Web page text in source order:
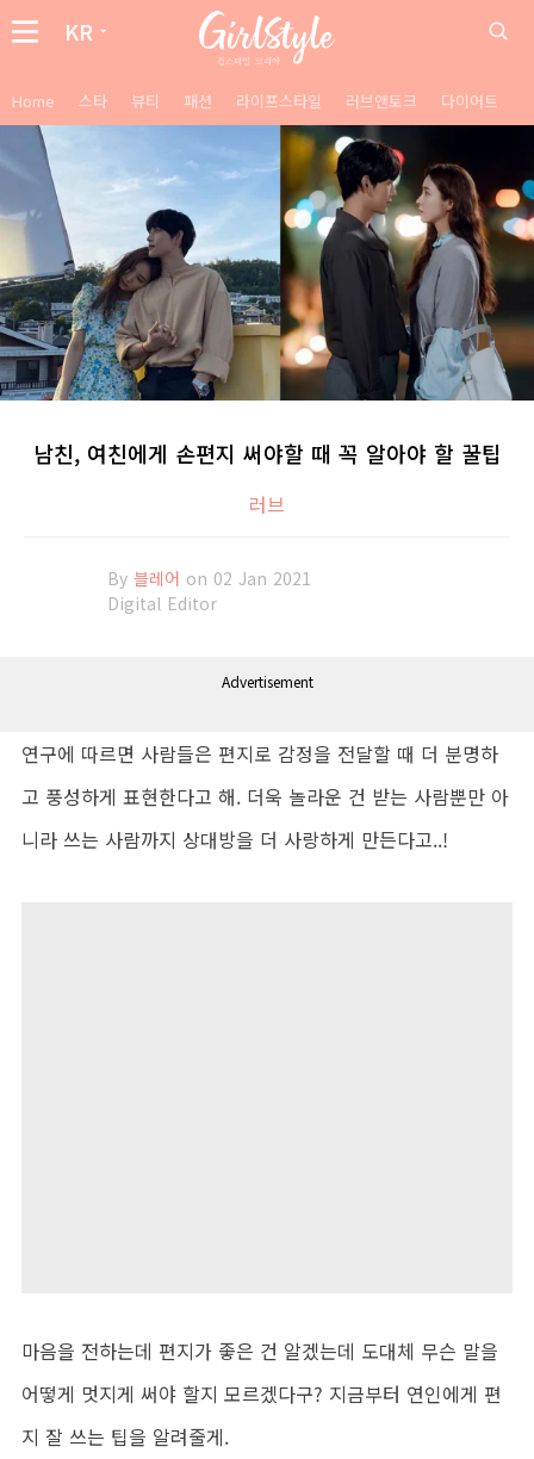
KR
Home 스타 뷰티 패션 라이프스타일 러브앤토크 다이어트
남친, 여친에게 손편지 써야할 때 꼭 알아야 할 꿀팁
러브
By 블레어 on 02 Jan 2021
Digital Editor
Advertisement
연구에 따르면 사람들은 편지로 감정을 전달할 때 더 분명하
고 풍성하게 표현한다고 해. 더욱 놀라운 건 받는 사람뿐만 아
니라 쓰는 사람까지 상대방을 더 사랑하게 만든다고..!
마음을 전하는데 편지가 좋은 건 알겠는데 도대체 무슨 말을
어떻게 멋지게 써야 할지 모르겠다구? 지금부터 연인에게 편
지 잘 쓰는 팁을 알려줄게.